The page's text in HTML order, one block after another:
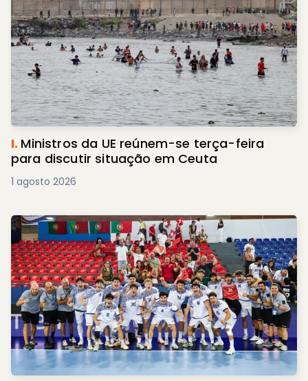
I. Ministros da UE reúnem-se terça-feira
para discutir situação em Ceuta
1 agosto 2026